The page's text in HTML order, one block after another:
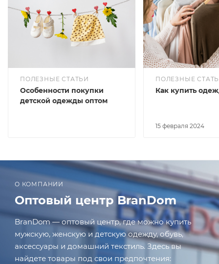
ПОЛЕЗНЫЕ СТАТЬИ
Особенности покупки
детской одежды оптом
ПОЛЕЗНЫЕ
15 февраля 2024
Как купить
О КОМПАНИИ
Оптовый центр BranDom
BranDom — оптовый центр, где можно купить
мужскую, женскую и детскую одежду, обувь,
аксессуары и домашний текстиль. Здесь вы
найдете товары под свои предпочтения: